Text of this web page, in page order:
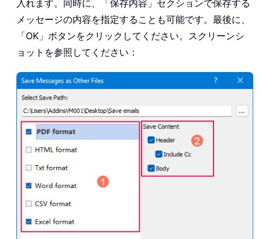
入れます。同時に、「保存内容」セクションで保存する
メッセージの内容を指定することも可能です。最後に、
「OK」ボタンをクリックしてください。スクリーンシ
ョットを参照してください：